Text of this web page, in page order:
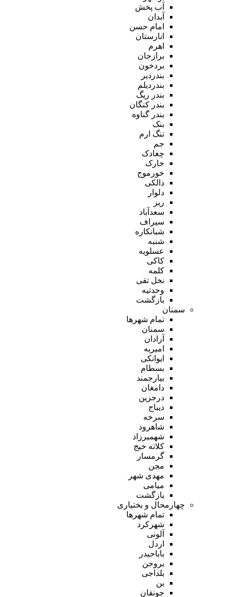
آب پخش
آبدان
امام حسن
انارستان
اهرم
برازجان
بردخون
بندردیر
بندردیلم
بندر ریگ
بندر کنگان
بندر گناوه
بنک
تنگ ارم
جم
چغادک
خارک
خورموج
دالکی
دلوار
ریز
سعدآباد
سیراف
شبانکاره
شنبه
عسلویه
کاکی
کلمه
نخل تقی
وحدتیه
بازگشت
سمنان
تمام شهر‌ها
سمنان
آرادان
امیریه
ایوانکی
بسطام
بیارجمند
دامغان
درجزین
دیباج
سرخه
شاهرود
شهمیرزاد
کلاته خیج
گرمسار
مجن
مهدی شهر
میامی
بازگشت
چهارمحال و بختیاری
تمام شهر‌ها
شهرکرد
آلونی
اردل
باباحیدر
بروجن
بلداجی
بن
جونقان